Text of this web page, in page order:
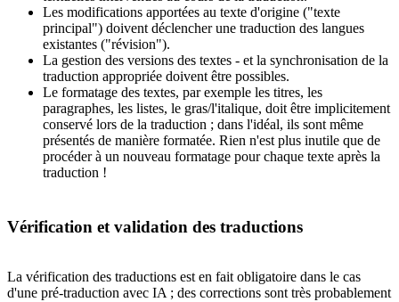
Les modifications apportées au texte d'origine ("texte
principal") doivent déclencher une traduction des langues
existantes ("révision").
La gestion des versions des textes - et la synchronisation de la
traduction appropriée doivent être possibles.
Le formatage des textes, par exemple les titres, les
paragraphes, les listes, le gras/l'italique, doit être implicitement
conservé lors de la traduction ; dans l'idéal, ils sont même
présentés de manière formatée. Rien n'est plus inutile que de
procéder à un nouveau formatage pour chaque texte après la
traduction !
Vérification et validation des traductions
La vérification des traductions est en fait obligatoire dans le cas
d'une pré-traduction avec IA ; des corrections sont très probablement